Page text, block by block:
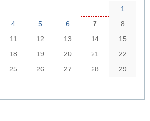
1
4 5 6 7
8
11 12 13 14
15
18 19 20 21
22
25 26 27 28
29